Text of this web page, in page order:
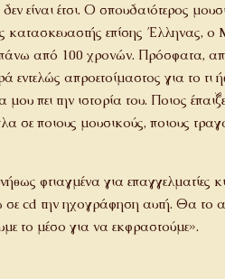
είναι έτσι. Ο σπουδαιότερος
κατασκευαστής επίσης Έλληνας, ο
από 100 χρονών. Πρόσφατα,
εντελώς απροετοίμαστος για το
πει την ιστορία του. Ποιος
σε ποιους μουσικούς, ποιους
φτιαγμένα για επαγγελματίες
σε cd την ηχογράφηση αυτή. Θα το
το μέσο για να εκφραστούμε».